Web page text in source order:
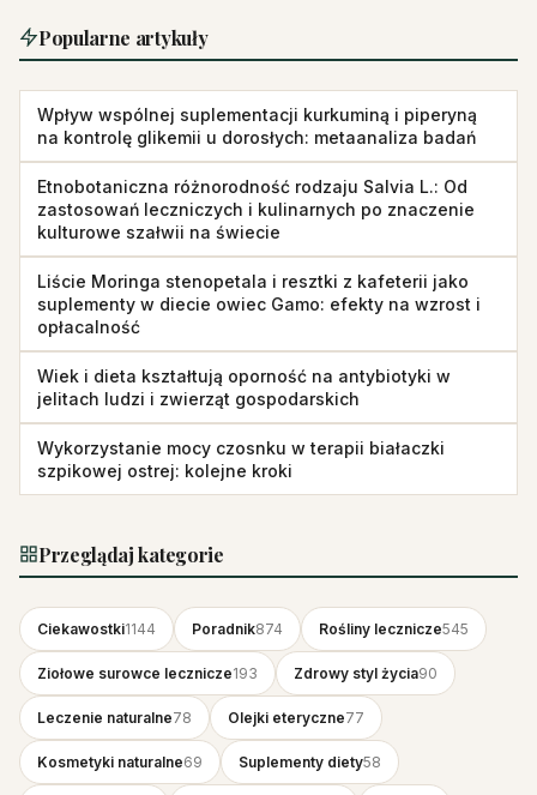
Popularne artykuły
Wpływ wspólnej suplementacji kurkuminą i piperyną
na kontrolę glikemii u dorosłych: metaanaliza badań
Etnobotaniczna różnorodność rodzaju Salvia L.: Od
zastosowań leczniczych i kulinarnych po znaczenie
kulturowe szałwii na świecie
Liście Moringa stenopetala i resztki z kafeterii jako
suplementy w diecie owiec Gamo: efekty na wzrost i
opłacalność
Wiek i dieta kształtują oporność na antybiotyki w
jelitach ludzi i zwierząt gospodarskich
Wykorzystanie mocy czosnku w terapii białaczki
szpikowej ostrej: kolejne kroki
Przeglądaj kategorie
Ciekawostki1144 Poradnik874 Rośliny lecznicze545
Ziołowe surowce lecznicze193 Zdrowy styl życia90
Leczenie naturalne78 Olejki eteryczne77
Kosmetyki naturalne69 Suplementy diety58